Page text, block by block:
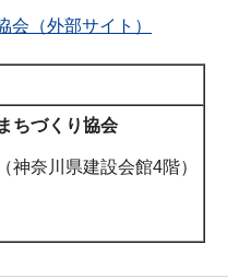
会（外部サイト）
ちづくり協会
神奈川県建設会館4階）